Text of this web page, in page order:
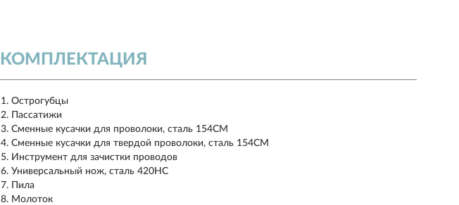
КОМПЛЕКТАЦИЯ
Острогубцы
Пассатижи
Сменные кусачки для проволоки, сталь 154CM
Сменные кусачки для твердой проволоки, сталь 154CM
Инструмент для зачистки проводов
Универсальный нож, сталь 420HC
Пила
Молоток